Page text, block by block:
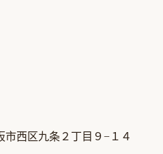
市西区九条２丁目９−１４